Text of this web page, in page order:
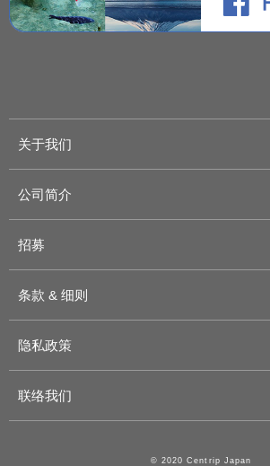
关于我们
公司简介
招募
条款 & 细则
隐私政策
联络我们
© 2020 Centrip Japan